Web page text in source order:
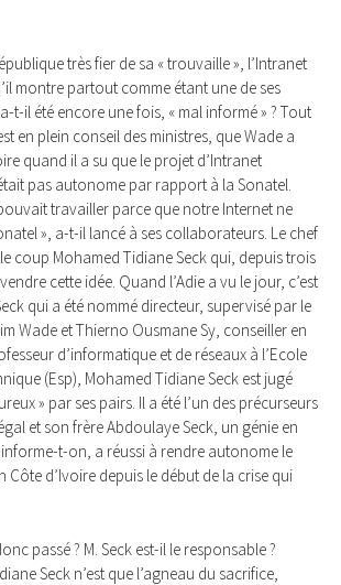
très fier de sa « trouvaille », l’Intranet
montre partout comme étant une de ses
t-il été encore une fois, « mal informé » ? Tout
en plein conseil des ministres, que Wade a
quand il a su que le projet d’Intranet
pas autonome par rapport à la Sonatel.
travailler parce que notre Internet ne
», a-t-il lancé à ses collaborateurs. Le chef
coup Mohamed Tidiane Seck qui, depuis trois
cette idée. Quand l’Adie a vu le jour, c’est
qui a été nommé directeur, supervisé par le
Wade et Thierno Ousmane Sy, conseiller en
d’informatique et de réseaux à l’Ecole
(Esp), Mohamed Tidiane Seck est jugé
» par ses pairs. Il a été l’un des précurseurs
et son frère Abdoulaye Seck, un génie en
t-on, a réussi à rendre autonome le
Côte d’Ivoire depuis le début de la crise qui
passé ? M. Seck est-il le responsable ?
Seck n’est que l’agneau du sacrifice,